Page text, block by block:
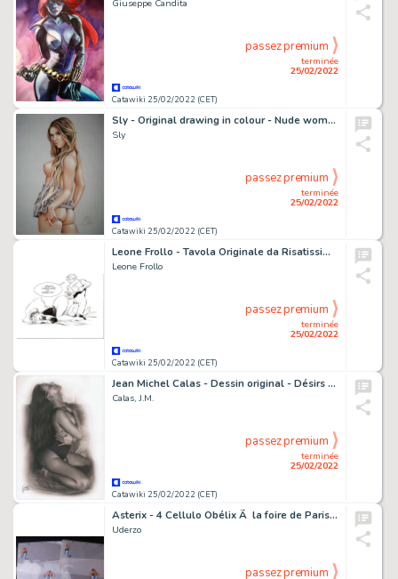
Giuseppe Candita
Catawiki 25/02/2022 (CET)
terminée
25/02/2022
passez premium
Sly - Original drawing in colour - Nude woman - Size: 31 x 42 cm. - (2022)
Sly
Catawiki 25/02/2022 (CET)
terminée
25/02/2022
passez premium
Leone Frollo - Tavola Originale da Risatissime - Page volante - Exemplaire unique - (1984/1989)
Leone Frollo
Catawiki 25/02/2022 (CET)
terminée
25/02/2022
passez premium
Jean Michel Calas - Dessin original - Désirs charnels - Format: 29,7 x 42 cm. - (2022)
Calas, J.M.
Catawiki 25/02/2022 (CET)
terminée
25/02/2022
passez premium
Asterix - 4 Cellulo Obélix Ã la foire de Paris Studio Idéfix Année 70' - Page volante - Exemplaire unique - (1970/1970)
Uderzo
passez premium